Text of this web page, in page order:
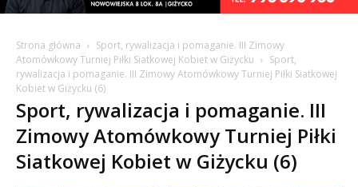
Strona główna
Sport, rywalizacja i pomaganie. III Zimowy
Atomówkowy Turniej Piłki Siatkowej Kobiet w Giżycku
Sport,
rywalizacja i pomaganie. III Zimowy Atomówkowy Turniej Piłki Siatkowej
Kobiet w Giżycku (6)
Sport, rywalizacja i pomaganie. III
Zimowy Atomówkowy Turniej Piłki
Siatkowej Kobiet w Giżycku (6)